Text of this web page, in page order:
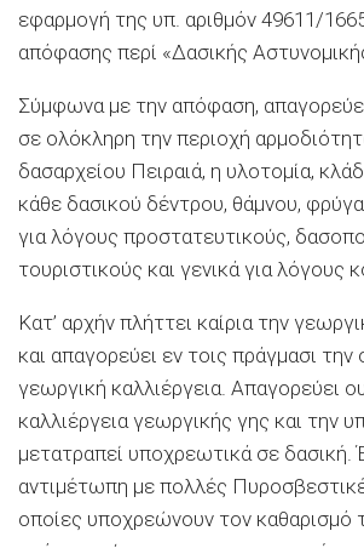
εφαρμογή της υπ. αριθμόν 49611/
απόφασης περί «Δασικής
Σύμφωνα με την απόφαση,
σε ολόκληρη την περιοχή
δασαρχείου Πειραιά, η υλοτομία,
κάθε δασικού δέντρου, θάμνου,
για λόγους προστατευτικούς,
τουριστικούς και γενικά για λόγους
Κατ’ αρχήν πλήττει καίρια την
και απαγορεύει εν τοις πράγμασι
γεωργική καλλιέργεια. Απαγορεύει
καλλιέργεια γεωργικής γης και την
μετατραπεί υποχρεωτικά σε δασική.
αντιμέτωπη με πολλές
οποίες υποχρεώνουν τον